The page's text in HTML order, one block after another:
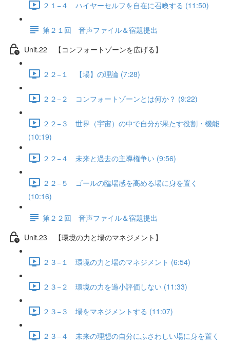
２１−４ ハイヤーセルフを自在に召喚する (11:50)
第２１回 音声ファイル＆宿題提出
Unit.22 【コンフォートゾーンを広げる】
２２−１ 【場】の理論 (7:28)
２２−２ コンフォートゾーンとは何か？ (9:22)
２２−３ 世界（宇宙）の中で自分が果たす役割・機能
(10:19)
２２−４ 未来と過去の主導権争い (9:56)
２２−５ ゴールの臨場感を高める場に身を置く
(10:16)
第２２回 音声ファイル＆宿題提出
Unit.23 【環境の力と場のマネジメント】
２３−１ 環境の力と場のマネジメント (6:54)
２３−２ 環境の力を過小評価しない (11:33)
２３−３ 場をマネジメントする (11:07)
２３−４ 未来の理想の自分にふさわしい場に身を置く